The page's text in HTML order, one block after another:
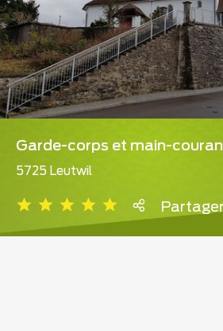
Garde-corps et main-
5725 Leutwil
Partager